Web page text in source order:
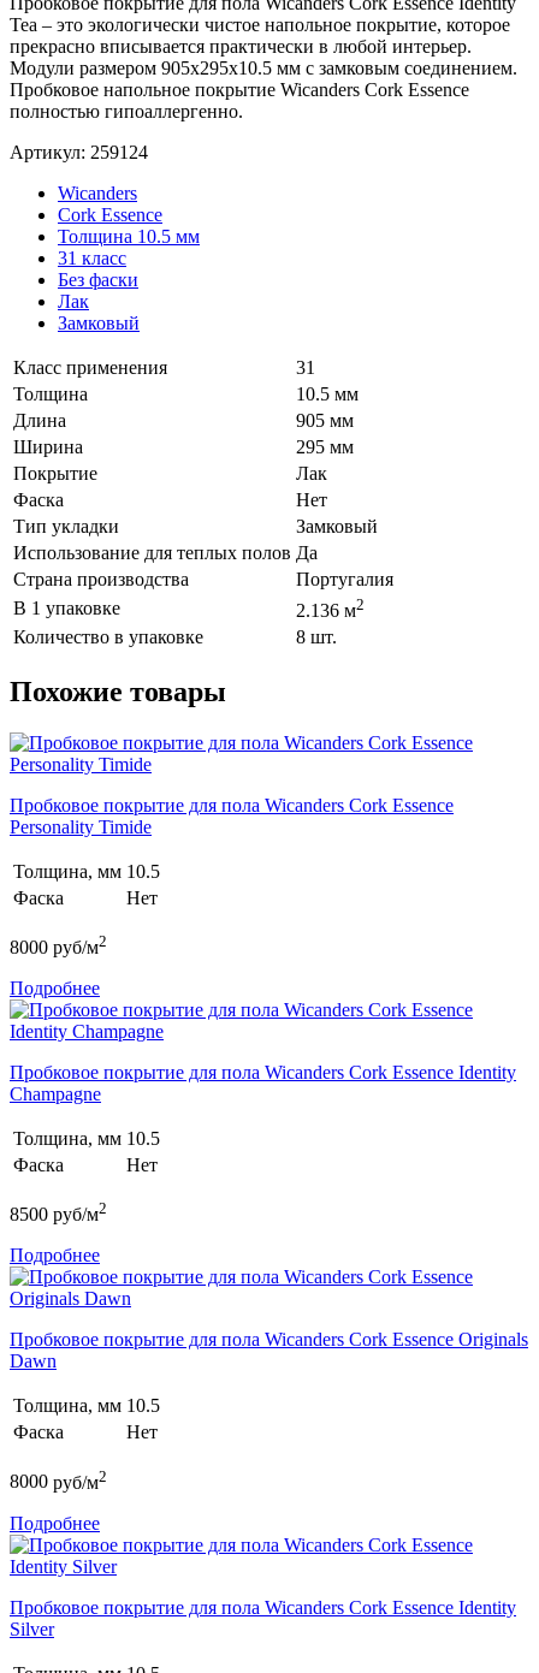
Tea – это экологически чистое напольное покрытие, которое
прекрасно вписывается практически в любой интерьер.
Модули размером 905x295x10.5 мм с замковым соединением.
Пробковое напольное покрытие Wicanders Cork Essence
полностью гипоаллергенно.
Артикул: 259124
Wicanders
Cork Essence
Толщина 10.5 мм
31 класс
Без фаски
Лак
Замковый
Класс применения
31
Толщина
10.5 мм
Длина
905 мм
Ширина
295 мм
Покрытие
Лак
Фаска
Нет
Тип укладки
Замковый
Использование для теплых полов Да
Страна производства
Португалия
В 1 упаковке
2.136 м2
Количество в упаковке 8 шт.
Похожие товары
Пробковое покрытие для пола Wicanders Cork Essence
Personality Timide
Толщина, мм 10.5
Фаска
Нет
8000 руб/м2
Подробнее
Пробковое покрытие для пола Wicanders Cork Essence Identity
Champagne
Толщина, мм 10.5
Фаска
Нет
8500 руб/м2
Подробнее
Пробковое покрытие для пола Wicanders Cork Essence Originals
Dawn
Толщина, мм 10.5
Фаска
Нет
8000 руб/м2
Подробнее
Пробковое покрытие для пола Wicanders Cork Essence Identity
Silver